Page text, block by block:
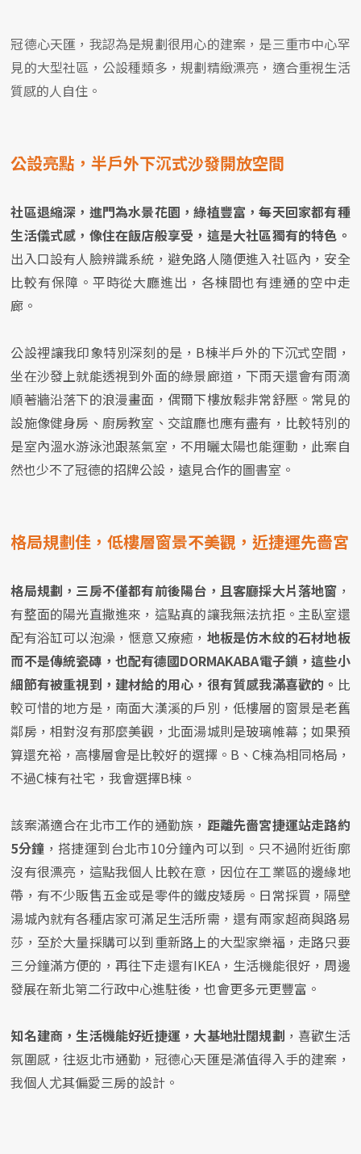
冠德心天匯，我認為是規劃很用心的建案，是三重市中心罕
見的大型社區，公設種類多，規劃精緻漂亮，適合重視生活
質感的人自住。
公設亮點，半戶外下沉式沙發開放空間
社區退縮深，進門為水景花園，綠植豐富，每天回家都有種
生活儀式感，像住在飯店般享受，這是大社區獨有的特色。
出入口設有人臉辨識系統，避免路人隨便進入社區內，安全
比較有保障。平時從大廳進出，各棟間也有連通的空中走
廊。
公設裡讓我印象特別深刻的是，B棟半戶外的下沉式空間，
坐在沙發上就能透視到外面的綠景廊道，下雨天還會有雨滴
順著牆沿落下的浪漫畫面，偶爾下樓放鬆非常舒壓。常見的
設施像健身房、廚房教室、交誼廳也應有盡有，比較特別的
是室內溫水游泳池跟蒸氣室，不用曬太陽也能運動，此案自
然也少不了冠德的招牌公設，遠見合作的圖書室。
格局規劃佳，低樓層窗景不美觀，近捷運先嗇宮
格局規劃，三房不僅都有前後陽台，且客廳採大片落地窗 ，
有整面的陽光直撒進來，這點真的讓我無法抗拒。主臥室還
配有浴缸可以泡澡，愜意又療癒， 地板是仿木紋的石材地板
而不是傳統瓷磚，也配有德國DORMAKABA電子鎖，這些小
細節有被重視到，建材給的用心，很有質感我滿喜歡的。 比
較可惜的地方是，南面大漢溪的戶別，低樓層的窗景是老舊
鄰房，相對沒有那麼美觀，北面湯城則是玻璃帷幕；如果預
算還充裕，高樓層會是比較好的選擇。B、C棟為相同格局，
不過C棟有社宅，我會選擇B棟。
該案滿適合在北市工作的通勤族， 距離先嗇宮捷運站走路約
5分鐘 ，搭捷運到台北市10分鐘內可以到。只不過附近街廓
沒有很漂亮，這點我個人比較在意，因位在工業區的邊緣地
帶，有不少販售五金或是零件的鐵皮矮房。日常採買，隔壁
湯城內就有各種店家可滿足生活所需，還有兩家超商與路易
莎，至於大量採購可以到重新路上的大型家樂福，走路只要
三分鐘滿方便的，再往下走還有IKEA，生活機能很好，周邊
發展在新北第二行政中心進駐後，也會更多元更豐富。
知名建商，生活機能好近捷運，大基地壯闊規劃 ，喜歡生活
氛圍感，往返北市通勤，冠德心天匯是滿值得入手的建案，
我個人尤其偏愛三房的設計。